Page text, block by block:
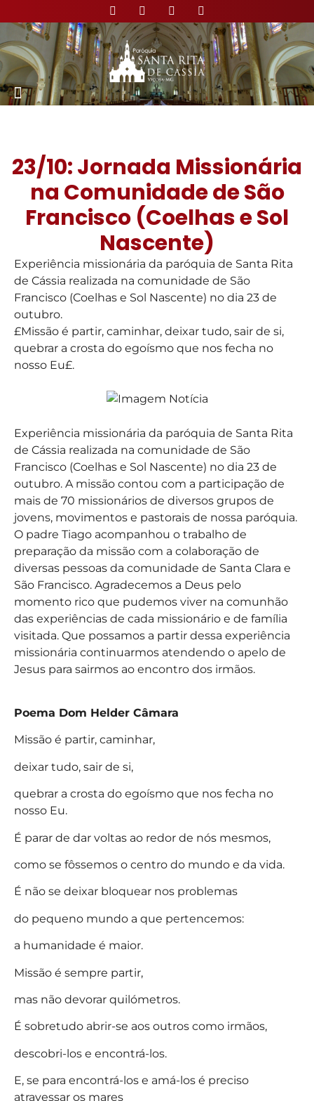
23/10: Jornada Missionária
na Comunidade de São
Francisco (Coelhas e Sol
Nascente)
Experiência missionária da paróquia de Santa Rita
de Cássia realizada na comunidade de São
Francisco (Coelhas e Sol Nascente) no dia 23 de
outubro.
£Missão é partir, caminhar, deixar tudo, sair de si,
quebrar a crosta do egoísmo que nos fecha no
nosso Eu£.
Experiência missionária da paróquia de Santa Rita
de Cássia realizada na comunidade de São
Francisco (Coelhas e Sol Nascente) no dia 23 de
outubro. A missão contou com a participação de
mais de 70 missionários de diversos grupos de
jovens, movimentos e pastorais de nossa paróquia.
O padre Tiago acompanhou o trabalho de
preparação da missão com a colaboração de
diversas pessoas da comunidade de Santa Clara e
São Francisco. Agradecemos a Deus pelo
momento rico que pudemos viver na comunhão
das experiências de cada missionário e de família
visitada. Que possamos a partir dessa experiência
missionária continuarmos atendendo o apelo de
Jesus para sairmos ao encontro dos irmãos.
Poema Dom Helder Câmara
Missão é partir, caminhar,
deixar tudo, sair de si,
quebrar a crosta do egoísmo que nos fecha no
nosso Eu.
É parar de dar voltas ao redor de nós mesmos,
como se fôssemos o centro do mundo e da vida.
É não se deixar bloquear nos problemas
do pequeno mundo a que pertencemos:
a humanidade é maior.
Missão é sempre partir,
mas não devorar quilómetros.
É sobretudo abrir-se aos outros como irmãos,
descobri-los e encontrá-los.
E, se para encontrá-los e amá-los é preciso
atravessar os mares